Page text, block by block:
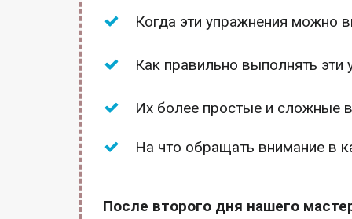
Когда эти упражнения можно
Как правильно выполнять эти
Их более простые и сложные
На что обращать внимание в
После второго дня нашего